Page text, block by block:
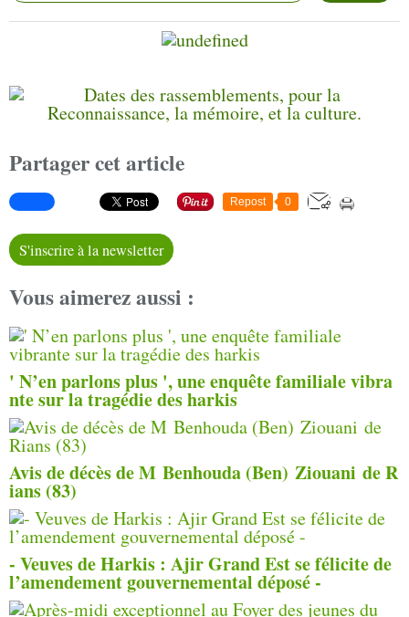
Partager cet article
Repost 0
S'inscrire à la newsletter
Vous aimerez aussi :
' N’en parlons plus ', une enquête familiale vibra
nte sur la tragédie des harkis
Avis de décès de M Benhouda (Ben) Ziouani de R
ians (83)
- Veuves de Harkis : Ajir Grand Est se félicite de
l’amendement gouvernemental déposé -